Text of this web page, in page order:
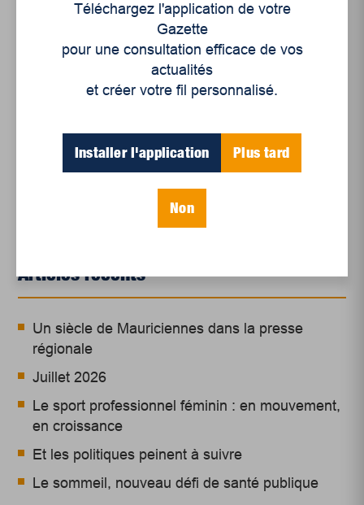
un projet risqué qui retarderait la transition
, 27 octobre 2020.
Articles récents
Un siècle de Mauriciennes dans la presse
régionale
Juillet 2026
Le sport professionnel féminin : en mouvement,
en croissance
Et les politiques peinent à suivre
Le sommeil, nouveau défi de santé publique
Téléchargez l'application de votre
Gazette
pour une consultation efficace de vos
actualités
et créer votre fil personnalisé.
Installer l'application Plus tard
Non